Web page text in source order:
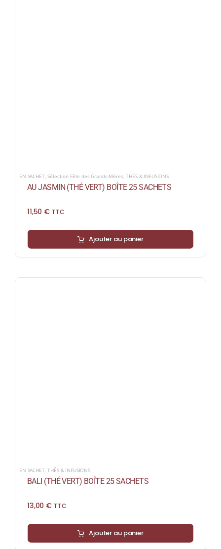
EN SACHET,Sélection Fête des Grands-Mères,THÉS & INFUSIONS
AU JASMIN (THÉ VERT) BOÎTE 25 SACHETS
11,50 € TTC
Ajouter au panier
EN SACHET,THÉS & INFUSIONS
BALI (THÉ VERT) BOÎTE 25 SACHETS
13,00 € TTC
Ajouter au panier